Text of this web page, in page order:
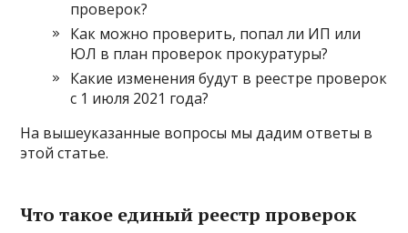
проверок?
Как можно проверить, попал ли ИП или
ЮЛ в план проверок прокуратуры?
Какие изменения будут в реестре проверок
с 1 июля 2021 года?
На вышеуказанные вопросы мы дадим ответы в
этой статье.
Что такое единый реестр проверок